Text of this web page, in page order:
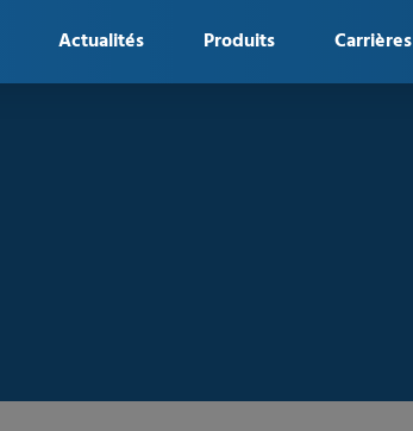
Actualités Produits Carrières